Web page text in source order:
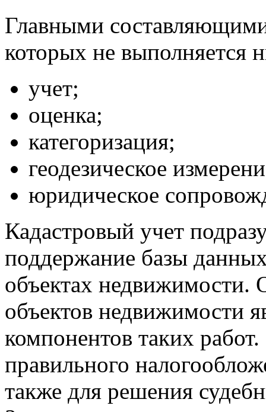
Главными
которых не выполняется
учет;
оценка;
категоризация;
геодезическое
юридическое
Кадастровый учет
поддержание базы
объектах недвижимости.
объектов недвижимости
компонентов таких
правильного
также для решения